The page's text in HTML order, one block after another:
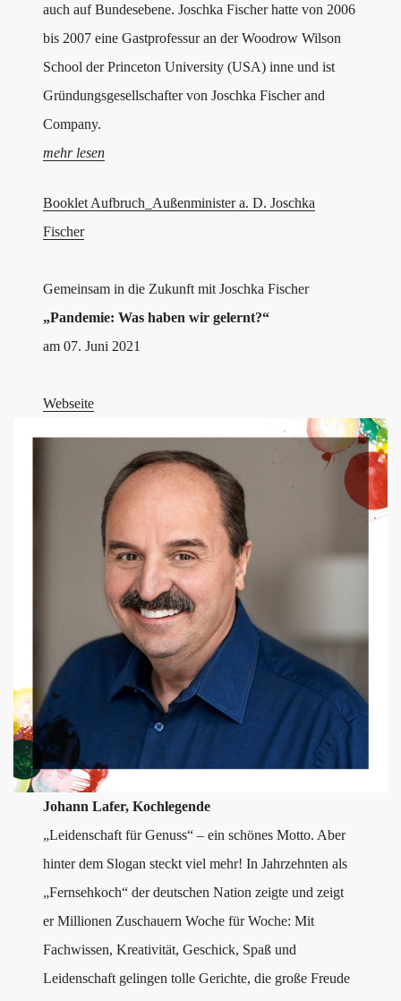
auch auf Bundesebene. Joschka Fischer hatte von 2006
bis 2007 eine Gastprofessur an der Woodrow Wilson
School der Princeton University (USA) inne und ist
Gründungsgesellschafter von Joschka Fischer and
Company.
mehr lesen
Booklet Aufbruch_Außenminister a. D. Joschka
Fischer
Gemeinsam in die Zukunft mit Joschka Fischer
„Pandemie: Was haben wir gelernt?“
am 07. Juni 2021
Webseite
Johann Lafer, Kochlegende
„Leidenschaft für Genuss“ – ein schönes Motto. Aber
hinter dem Slogan steckt viel mehr! In Jahrzehnten als
„Fernsehkoch“ der deutschen Nation zeigte und zeigt
er Millionen Zuschauern Woche für Woche: Mit
Fachwissen, Kreativität, Geschick, Spaß und
Leidenschaft gelingen tolle Gerichte, die große Freude